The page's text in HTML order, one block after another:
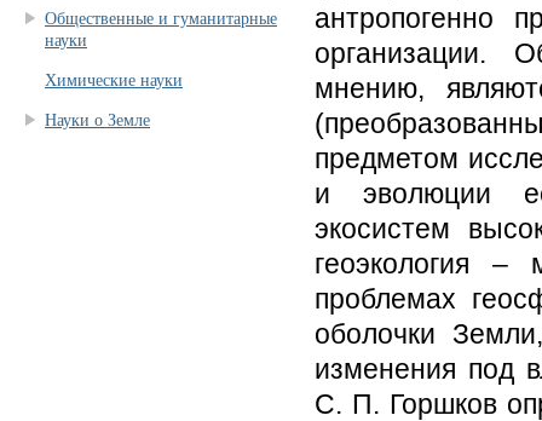
антропогенно
организации.
мнению,
предметом
и эволюции
экосистем
геоэкология –
проблемах
оболочки
изменения под
С. П. Горшков
Общественные и гуманитарные
науки
Химические науки
Науки о Земле